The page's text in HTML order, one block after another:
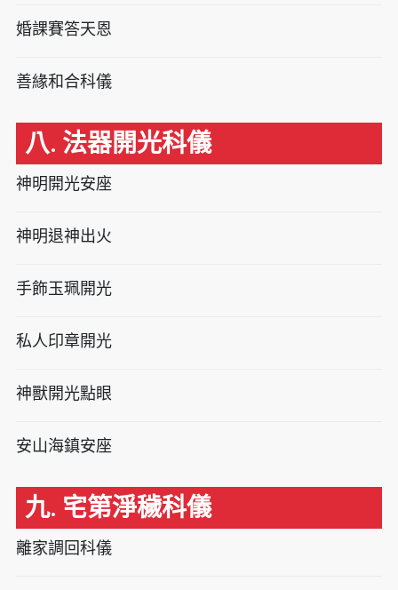
婚課賽答天恩
善緣和合科儀
八. 法器開光科儀
神明開光安座
神明退神出火
手飾玉珮開光
私人印章開光
神獸開光點眼
安山海鎮安座
九. 宅第淨穢科儀
離家調回科儀